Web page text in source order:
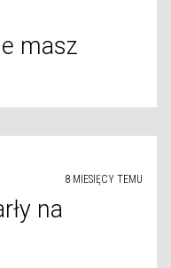
masz
8 MIESIĘCY TEMU
na